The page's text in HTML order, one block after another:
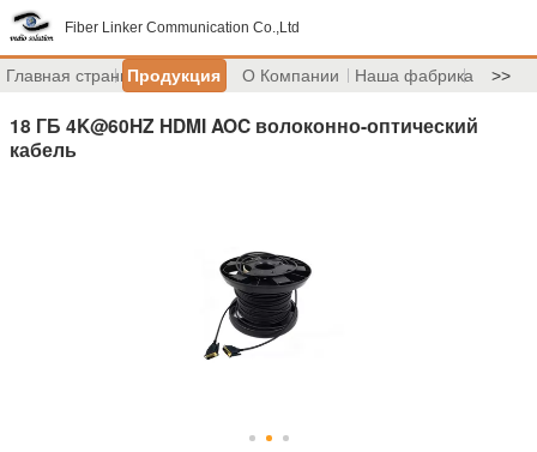
Fiber Linker Communication Co.,Ltd
Главная страницаПродукция О Компании Наша фабрика >>
18 ГБ 4K@60HZ HDMI AOC волоконно-оптический
кабель